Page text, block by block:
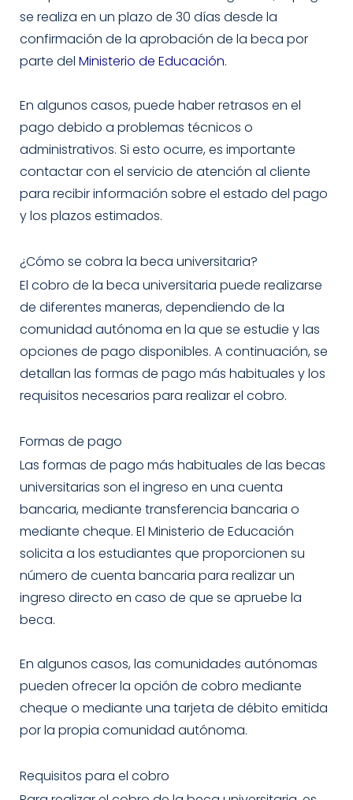
se realiza en un plazo de 30 días desde la
confirmación de la aprobación de la beca por
parte del Ministerio de Educación.
En algunos casos, puede haber retrasos en el
pago debido a problemas técnicos o
administrativos. Si esto ocurre, es importante
contactar con el servicio de atención al cliente
para recibir información sobre el estado del pago
y los plazos estimados.
¿Cómo se cobra la beca universitaria?
El cobro de la beca universitaria puede realizarse
de diferentes maneras, dependiendo de la
comunidad autónoma en la que se estudie y las
opciones de pago disponibles. A continuación, se
detallan las formas de pago más habituales y los
requisitos necesarios para realizar el cobro.
Formas de pago
Las formas de pago más habituales de las becas
universitarias son el ingreso en una cuenta
bancaria, mediante transferencia bancaria o
mediante cheque. El Ministerio de Educación
solicita a los estudiantes que proporcionen su
número de cuenta bancaria para realizar un
ingreso directo en caso de que se apruebe la
beca.
En algunos casos, las comunidades autónomas
pueden ofrecer la opción de cobro mediante
cheque o mediante una tarjeta de débito emitida
por la propia comunidad autónoma.
Requisitos para el cobro